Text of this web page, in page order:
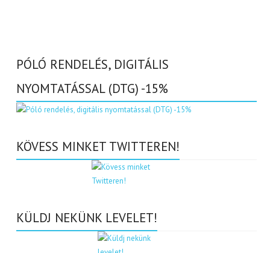
PÓLÓ RENDELÉS, DIGITÁLIS
NYOMTATÁSSAL (DTG) -15%
KÖVESS MINKET TWITTEREN!
KÜLDJ NEKÜNK LEVELET!